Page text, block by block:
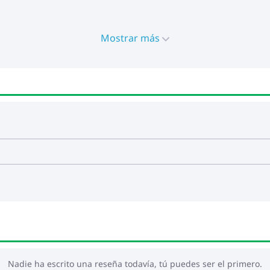
fuente de alimentación USB certificada de 5 V no está
al dispositivo y el riesgo potencial de sobrecalentamiento
Mostrar más
Nadie ha escrito una reseña todavía, tú puedes ser el primero.